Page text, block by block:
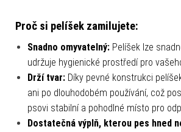
Proč si pelíšek zamilujete:
Snadno omyvatelný: Pelíšek lze
udržuje hygienické prostředí pro
Drží tvar: Díky pevné konstrukci
ani po dlouhodobém používání, což
psovi stabilní a pohodlné místo pro
Dostatečná výplň, kterou pes hned